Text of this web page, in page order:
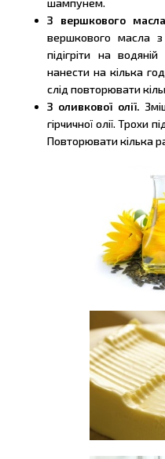
шампунем.
З вершкового
вершкового масла з
підігріти на
нанести на кілька
слід повторювати
З оливкової олії.
гірчичної олії. Трохи
Повторювати кілька